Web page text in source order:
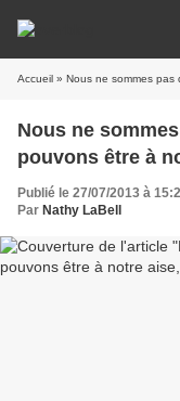
Accueil » Nous ne sommes pas
Nous ne
pouvons être à
Publié le 27/07/2013 à
Par Nathy LaBell